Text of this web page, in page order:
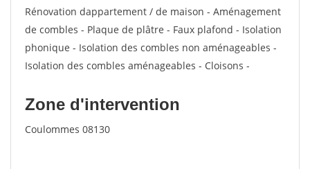
Rénovation dappartement / de maison - Aménagement
de combles - Plaque de plâtre - Faux plafond - Isolation
phonique - Isolation des combles non aménageables -
Isolation des combles aménageables - Cloisons -
Zone d'intervention
Coulommes 08130